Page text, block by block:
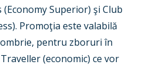
Superior) şi Club
Promoţia este valabilă
pentru zboruri în
(economic) ce vor